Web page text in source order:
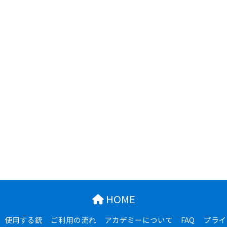
HOME
使用する銃 ご利用の流れ アカデミーについて FAQ プラ